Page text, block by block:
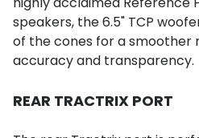
speakers, the 6.5" TCP
of the cones for a smoother
accuracy and transparency.
REAR TRACTRIX PORT